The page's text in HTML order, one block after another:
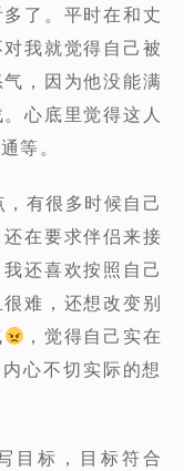
了。平时在和丈
我就觉得自己被
，因为他没能满
心底里觉得这人
等。
有很多时候自己
在要求伴侣来接
还喜欢按照自己
难，还想改变别
，觉得自己实在
心不切实际的想
目标，目标符合